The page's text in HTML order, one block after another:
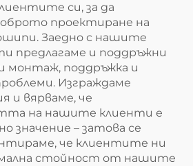
си, за да
проектиране на
Заедно с нашите
предлагаме и поддръжни
монтаж, поддръжка и
Изграждаме
и вярваме, че
на нашите клиенти е
значение – затова се
че клиентите ни
стойност от нашите